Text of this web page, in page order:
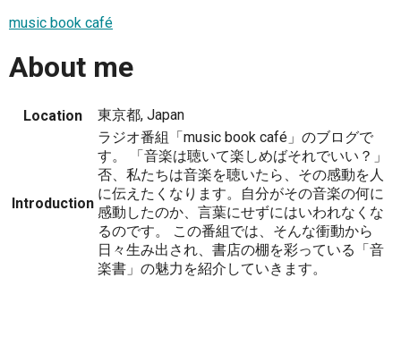
music book café
About me
Location 東京都, Japan
Introduction
ラジオ番組「music book café」のブログで
す。 「音楽は聴いて楽しめばそれでいい？」
否、私たちは音楽を聴いたら、その感動を人
に伝えたくなります。自分がその音楽の何に
感動したのか、言葉にせずにはいわれなくな
るのです。 この番組では、そんな衝動から
日々生み出され、書店の棚を彩っている「音
楽書」の魅力を紹介していきます。